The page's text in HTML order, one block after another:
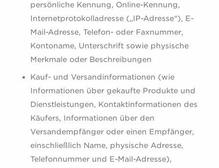
persönliche Kennung, Online-Kennung,
Internetprotokolladresse („IP-Adresse“), E-
Mail-Adresse, Telefon- oder Faxnummer,
Kontoname, Unterschrift sowie physische
Merkmale oder Beschreibungen
Kauf- und Versandinformationen (wie
Informationen über gekaufte Produkte und
Dienstleistungen, Kontaktinformationen des
Käufers, Informationen über den
Versandempfänger oder einen Empfänger,
einschließlich Name, physische Adresse,
Telefonnummer und E-Mail-Adresse),